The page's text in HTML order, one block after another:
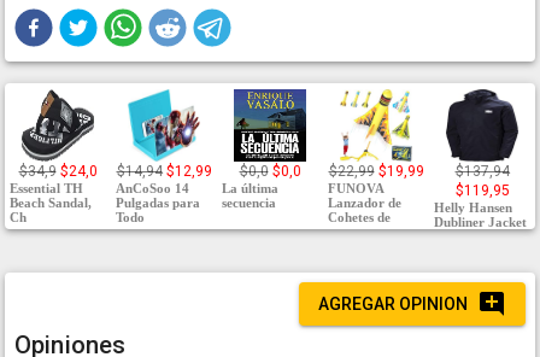
$34,9 $24,0
Essential TH
Beach Sandal,
Ch
$14,94 $12,99
AnCoSoo 14
Pulgadas para
Todo
$0,0 $0,0
La última
secuencia
$22,99 $19,99
FUNOVA
Lanzador de
Cohetes de
$137,94
$119,95
Helly Hansen
Dubliner Jacket
AGREGAR OPINION
Opiniones